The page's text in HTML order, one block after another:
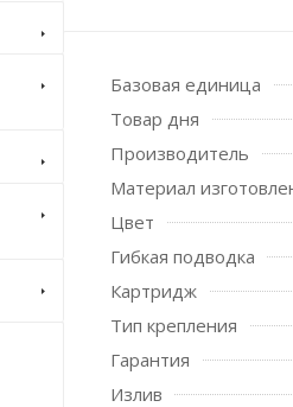
Базовая единица
Товар дня
Производитель
Материал
Цвет
Гибкая подводка
Картридж
Тип крепления
Гарантия
Излив
Крепеж стоек